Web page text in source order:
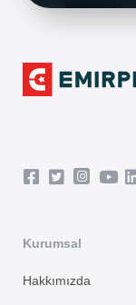
Kurumsal
Hakkımızda